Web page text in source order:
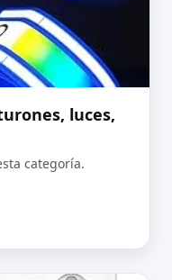
luces,
categoría.